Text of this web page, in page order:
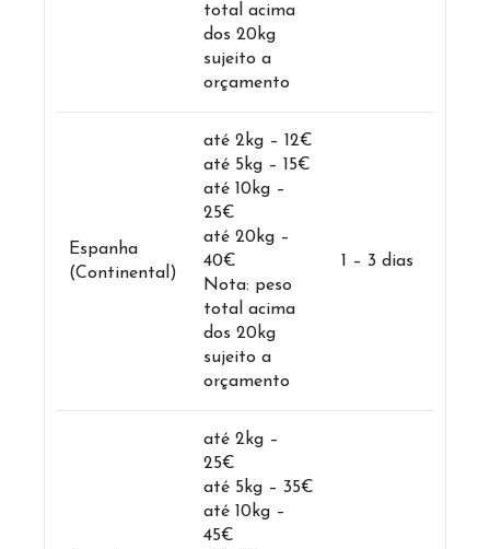
total acima
dos 20kg
sujeito a
orçamento
Espanha
(Continental)
até 2kg – 12€
até 5kg – 15€
até 10kg –
25€
até 20kg –
40€
Nota: peso
total acima
dos 20kg
sujeito a
orçamento
1 – 3 dias
até 2kg –
25€
até 5kg – 35€
até 10kg –
45€